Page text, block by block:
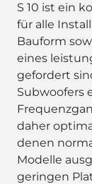
S 10 ist ein
für alle
Bauform
eines
gefordert
Subwoofers
daher
denen
Modelle
geringen